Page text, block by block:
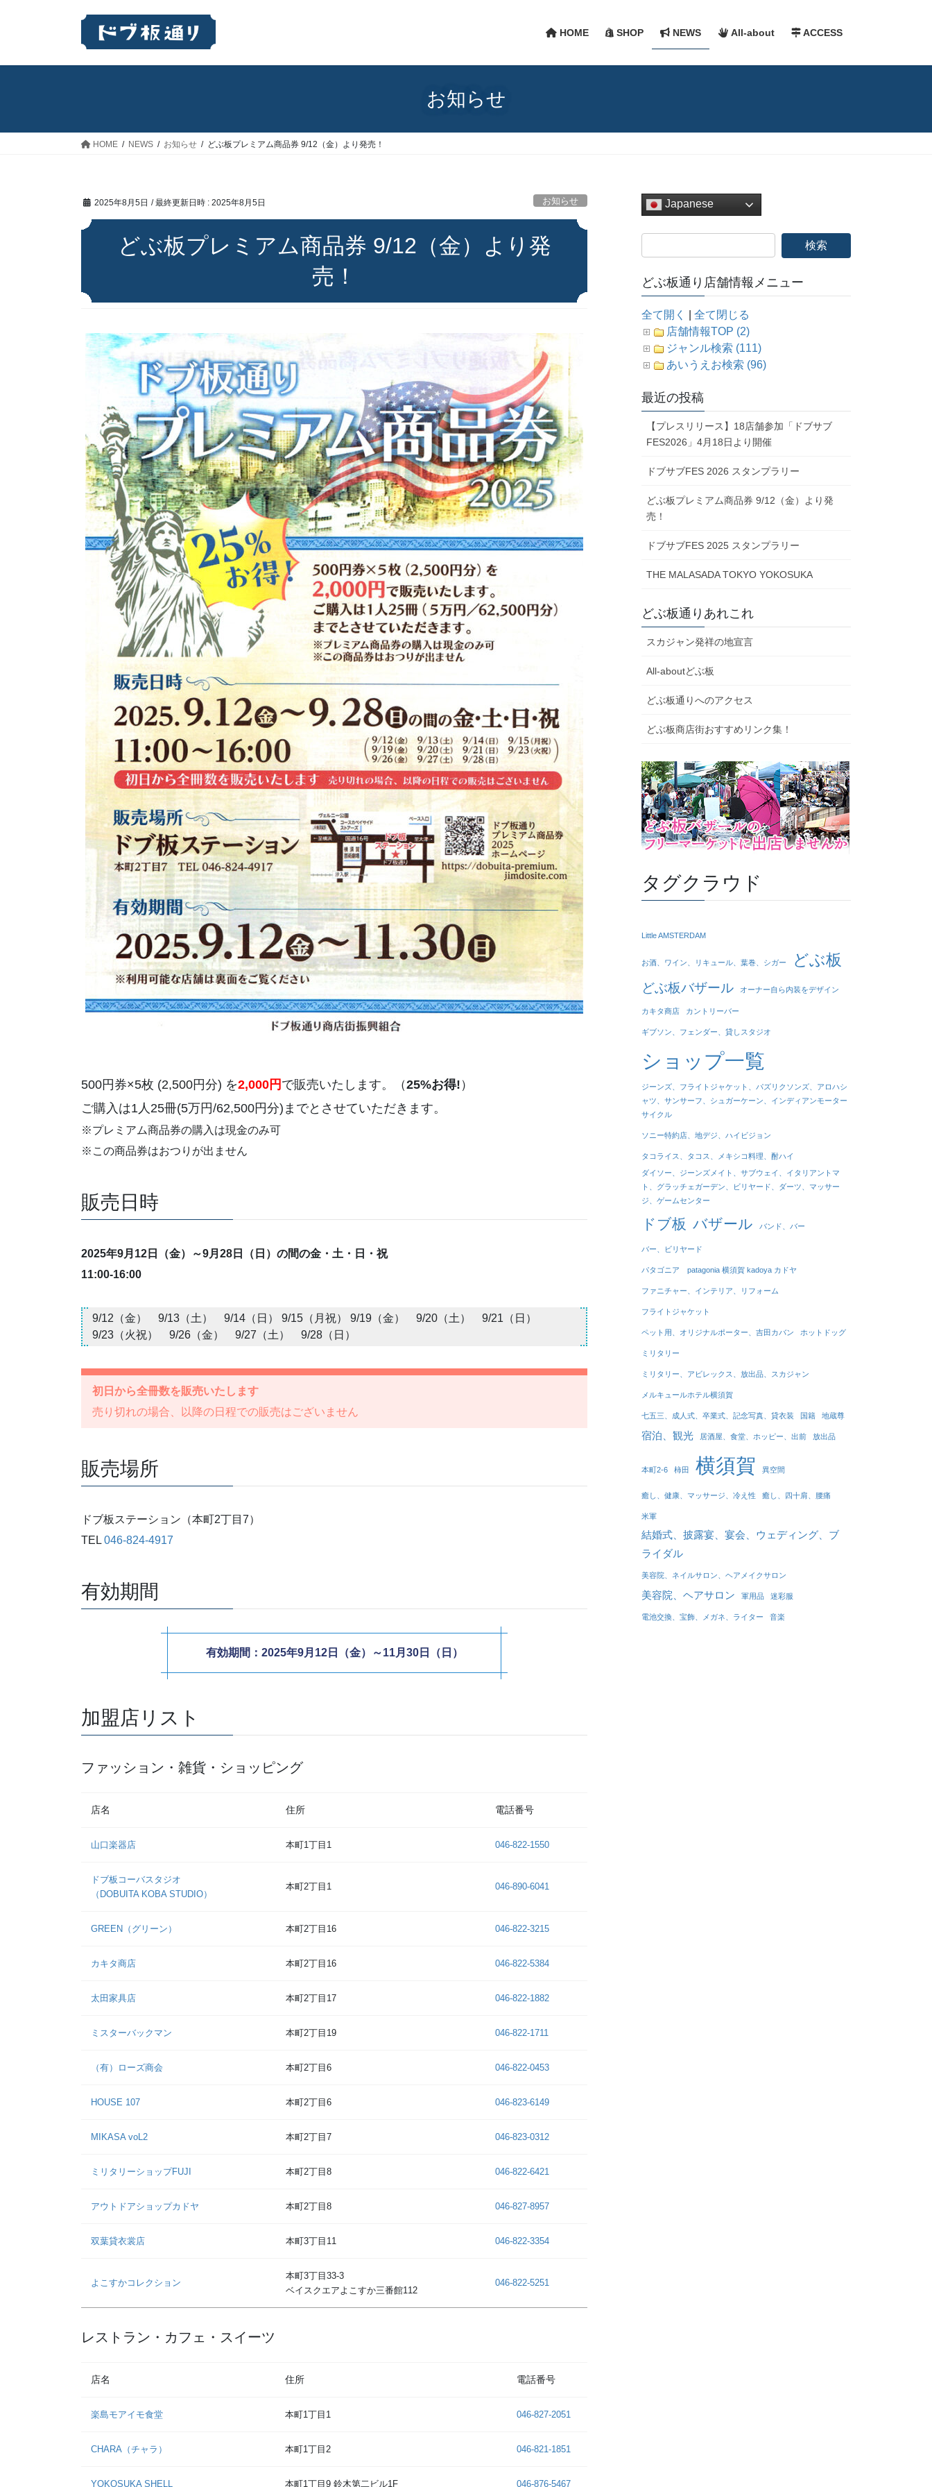
HOME SHOP NEWS All-about ACCESS
お知らせ
HOME NEWS お知らせ どぶ板プレミアム商品券 9/12（金）より発売！
2025年8月5日 / 最終更新日時 : 2025年8月5日 お知らせ
どぶ板プレミアム商品券 9/12（金）より発
売！
500円券×5枚 (2,500円分) を2,000円 で販売いたします。（25%お得! ）
ご購入は1人25冊(5万円/62,500円分)までとさせていただきます。
※プレミアム商品券の購入は現金のみ可
※この商品券はおつりが出ません
販売日時
2025年9月12日（金）～9月28日（日）の間の金・土・日・祝
11:00-16:00
9/12（金） 9/13（土） 9/14（日） 9/15（月祝） 9/19（金） 9/20（土） 9/21（日）
9/23（火祝） 9/26（金） 9/27（土） 9/28（日）
初日から全冊数を販売いたします
売り切れの場合、以降の日程での販売はございません
販売場所
ドブ板ステーション（本町2丁目7）
TEL 046-824-4917
有効期間
有効期間：2025年9月12日（金）～11月30日（日）
加盟店リスト
ファッション・雑貨・ショッピング
店名 住所 電話番号
山口楽器店 本町1丁目1 046-822-1550
ドブ板コーバスタジオ
（DOBUITA KOBA STUDIO）
本町2丁目1 046-890-6041
GREEN（グリーン） 本町2丁目16 046-822-3215
カキタ商店 本町2丁目16 046-822-5384
太田家具店 本町2丁目17 046-822-1882
ミスターバックマン 本町2丁目19 046-822-1711
（有）ローズ商会 本町2丁目6 046-822-0453
HOUSE 107 本町2丁目6 046-823-6149
MIKASA voL2 本町2丁目7 046-823-0312
ミリタリーショップFUJI 本町2丁目8 046-822-6421
アウトドアショップカドヤ 本町2丁目8 046-827-8957
双葉貸衣裳店 本町3丁目11 046-822-3354
よこすかコレクション
本町3丁目33-3
ベイスクエアよこすか三番館112
046-822-5251
レストラン・カフェ・スイーツ
店名 住所 電話番号
楽島モアイモ食堂 本町1丁目1 046-827-2051
CHARA（チャラ） 本町1丁目2 046-821-1851
YOKOSUKA SHELL 本町1丁目9 鈴木第二ビル1F 046-876-5467
Japanese
どぶ板通り店舗情報メニュー
全て開く |全て閉じる
店舗情報TOP (2)
ジャンル検索 (111)
あいうえお検索 (96)
最近の投稿
【プレスリリース】18店舗参加「ドブサブ
FES2026」4月18日より開催
ドブサブFES 2026 スタンプラリー
どぶ板プレミアム商品券 9/12（金）より発
売！
ドブサブFES 2025 スタンプラリー
THE MALASADA TOKYO YOKOSUKA
どぶ板通りあれこれ
スカジャン発祥の地宣言
All-aboutどぶ板
どぶ板通りへのアクセス
どぶ板商店街おすすめリンク集！
タグクラウド
Little AMSTERDAM
お酒、ワイン、リキュール、葉巻、シガー どぶ板
どぶ板バザール オーナー自ら内装をデザイン
カキタ商店 カントリーバー
ギブソン、フェンダー、貸しスタジオ
ショップ一覧
ジーンズ、フライトジャケット、パズリクソンズ、アロハシ
ャツ、サンサーフ、シュガーケーン、インディアンモーター
サイクル
ソニー特約店、地デジ、ハイビジョン
タコライス、タコス、メキシコ料理、酎ハイ
ダイソー、ジーンズメイト、サブウェイ、イタリアントマ
ト、グラッチェガーデン、ビリヤード、ダーツ、マッサー
ジ、ゲームセンター
ドブ板 バザール バンド、バー
バー、ビリヤード
パタゴニア patagonia 横須賀 kadoya カドヤ
ファニチャー、インテリア、リフォーム
フライトジャケット
ペット用、オリジナルポーター、吉田カバン ホットドッグ
ミリタリー
ミリタリー、アビレックス、放出品、スカジャン
メルキュールホテル横須賀
七五三、成人式、卒業式、記念写真、貸衣装 国籍 地蔵尊
宿泊、観光 居酒屋、食堂、ホッピー、出前 放出品
本町2-6 柿田 横須賀 異空間
癒し、健康、マッサージ、冷え性 癒し、四十肩、腰痛
米軍
結婚式、披露宴、宴会、ウェディング、ブ
ライダル
美容院、ネイルサロン、ヘアメイクサロン
美容院、ヘアサロン 軍用品 迷彩服
電池交換、宝飾、メガネ、ライター 音楽